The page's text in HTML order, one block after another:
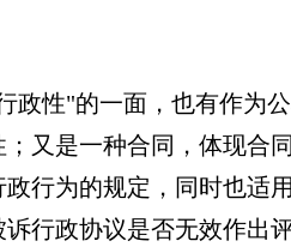
政性"的一面，也有作为
又是一种合同，体现合
行为的规定，同时也适
行政协议是否无效作出